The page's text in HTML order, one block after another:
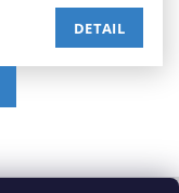
DETAIL